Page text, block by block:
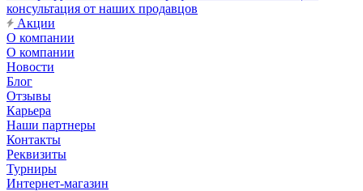
консультация от наших продавцов
Акции
О компании
О компании
Новости
Блог
Отзывы
Карьера
Наши партнеры
Контакты
Реквизиты
Турниры
Интернет-магазин